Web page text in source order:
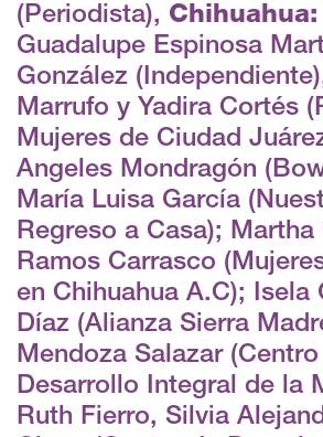
(Periodista), Chihuahua:
Guadalupe Espinosa
González
Marrufo y Yadira Cortés
Mujeres de Ciudad
Angeles Mondragón
María Luisa García
Regreso a Casa); Martha
Ramos Carrasco
en Chihuahua A.C); Isela
Díaz (Alianza Sierra
Mendoza Salazar
Desarrollo Integral de la
Ruth Fierro, Silvia